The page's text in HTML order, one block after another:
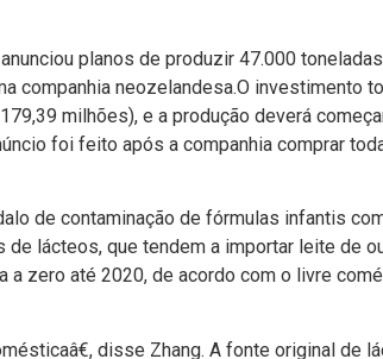
planos de produzir 47.000
companhia neozelandesa.O investimento
milhões), e a produção deverá
foi feito após a companhia comprar
de contaminação de fórmulas infantis
lácteos, que tendem a importar leite de
zero até 2020, de acordo com o livre
disse Zhang. A fonte original de